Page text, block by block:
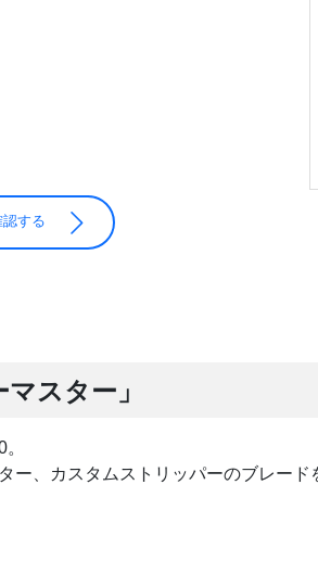
する
スター」
ー、カスタムストリッパーのブレード